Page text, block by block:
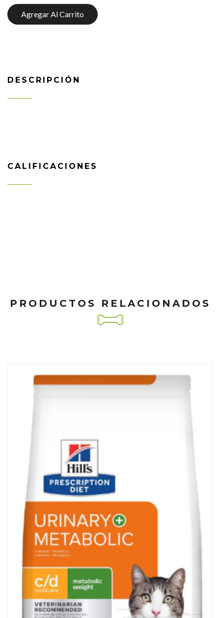
Agregar Al Carrito
DESCRIPCIÓN
CALIFICACIONES
PRODUCTOS RELACIONADOS